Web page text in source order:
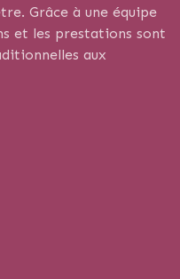
Grâce à une équipe
et les prestations sont
aux